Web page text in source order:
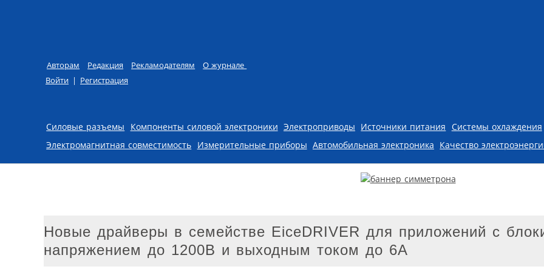
Авторам Редакция Рекламодателям
О журнале
Войти | Регистрация
Skip to content
Силовые разъемы Компоненты силовой электроники Электроприводы Источники питания Системы охлаждения
Электромагнитная совместимость Измерительные приборы Автомобильная электроника Качество
Новые драйверы в семействе EiceDRIVER для приложений с
напряжением до 1200В и выходным током до 6А